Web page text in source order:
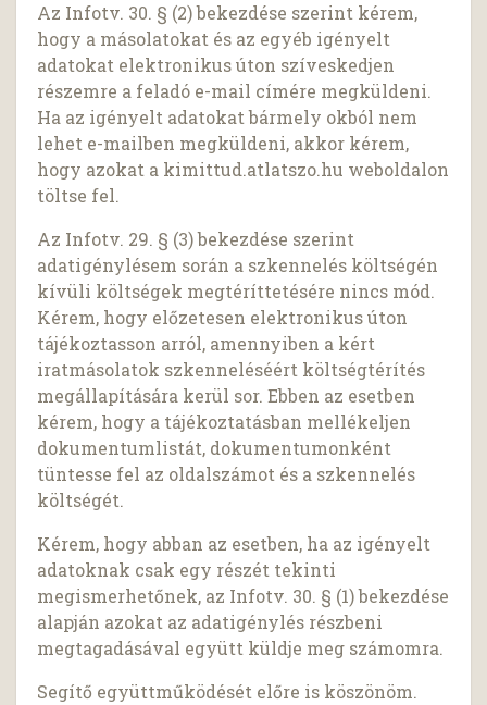
Az Infotv. 30. § (2) bekezdése szerint kérem,
hogy a másolatokat és az egyéb igényelt
adatokat elektronikus úton szíveskedjen
részemre a feladó e-mail címére megküldeni.
Ha az igényelt adatokat bármely okból nem
lehet e-mailben megküldeni, akkor kérem,
hogy azokat a kimittud.atlatszo.hu weboldalon
töltse fel.
Az Infotv. 29. § (3) bekezdése szerint
adatigénylésem során a szkennelés költségén
kívüli költségek megtéríttetésére nincs mód.
Kérem, hogy előzetesen elektronikus úton
tájékoztasson arról, amennyiben a kért
iratmásolatok szkenneléséért költségtérítés
megállapítására kerül sor. Ebben az esetben
kérem, hogy a tájékoztatásban mellékeljen
dokumentumlistát, dokumentumonként
tüntesse fel az oldalszámot és a szkennelés
költségét.
Kérem, hogy abban az esetben, ha az igényelt
adatoknak csak egy részét tekinti
megismerhetőnek, az Infotv. 30. § (1) bekezdése
alapján azokat az adatigénylés részbeni
megtagadásával együtt küldje meg számomra.
Segítő együttműködését előre is köszönöm.